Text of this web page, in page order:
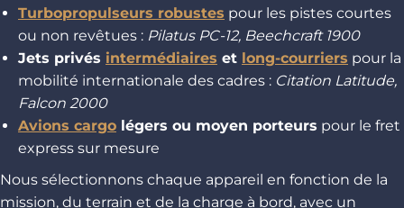
Turbopropulseurs robustes pour les pistes courtes
ou non revêtues : Pilatus PC-12, Beechcraft 1900
Jets privés intermédiaires et long-courriers pour la
mobilité internationale des cadres : Citation Latitude,
Falcon 2000
Avions cargo légers ou moyen porteurs pour le fret
express sur mesure
Nous sélectionnons chaque appareil en fonction de la
mission, du terrain et de la charge à bord, avec un